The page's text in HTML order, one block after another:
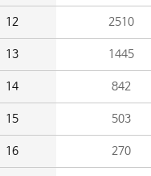
12 2510
13 1445
14 842
15 503
16 270